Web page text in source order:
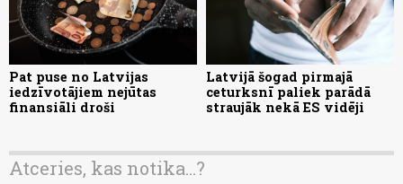
Pat puse no Latvijas
iedzīvotājiem nejūtas
finansiāli droši
Latvijā šogad pirmajā
ceturksnī paliek parādā
straujāk nekā ES vidēji
Atceries, kas notika...?